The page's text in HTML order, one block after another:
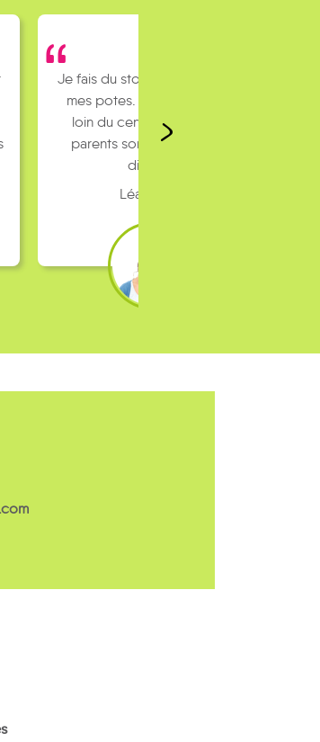
pour rejoindre
un peu
ville et mes
pas toujours
ans